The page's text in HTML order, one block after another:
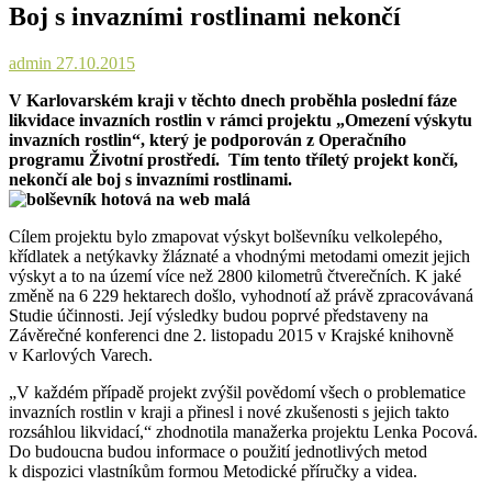
Boj s invazními rostlinami nekončí
admin 27.10.2015
V Karlovarském kraji v těchto dnech proběhla poslední fáze
likvidace invazních rostlin v rámci projektu „Omezení výskytu
invazních rostlin“, který je podporován z Operačního
programu Životní prostředí. Tím tento tříletý projekt končí,
nekončí ale boj s invazními rostlinami.
Cílem projektu bylo zmapovat výskyt bolševníku velkolepého,
křídlatek a netýkavky žláznaté a vhodnými metodami omezit jejich
výskyt a to na území více než 2800 kilometrů čtverečních. K jaké
změně na 6 229 hektarech došlo, vyhodnotí až právě zpracovávaná
Studie účinnosti. Její výsledky budou poprvé představeny na
Závěrečné konferenci dne 2. listopadu 2015 v Krajské knihovně
v Karlových Varech.
„V každém případě projekt zvýšil povědomí všech o problematice
invazních rostlin v kraji a přinesl i nové zkušenosti s jejich takto
rozsáhlou likvidací,“ zhodnotila manažerka projektu Lenka Pocová.
Do budoucna budou informace o použití jednotlivých metod
k dispozici vlastníkům formou Metodické příručky a videa.